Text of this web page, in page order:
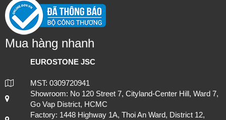
Mua hàng nhanh
EUROSTONE JSC
MST: 0309720941
Showroom: No 120 Street 7, Cityland-Center Hill, Ward 7,
Go Vap District, HCMC
Factory: 1448 Highway 1A, Thoi An Ward, District 12,